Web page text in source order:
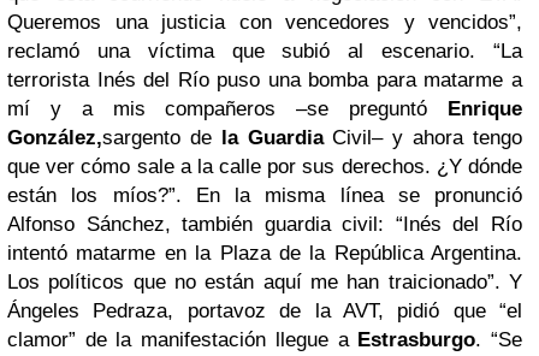
Queremos una justicia con vencedores y vencidos”,
reclamó una víctima que subió al escenario. “La
terrorista Inés del Río puso una bomba para matarme a
mí y a mis compañeros –se preguntó Enrique
González,sargento de la GuardiaCivil– y ahora tengo
que ver cómo sale a la calle por sus derechos. ¿Y dónde
están los míos?”. En la misma línea se pronunció
Alfonso Sánchez, también guardia civil: “Inés del Río
intentó matarme en la Plaza de la República Argentina.
Los políticos que no están aquí me han traicionado”. Y
Ángeles Pedraza, portavoz de la AVT, pidió que “el
clamor” de la manifestación llegue a Estrasburgo. “Se